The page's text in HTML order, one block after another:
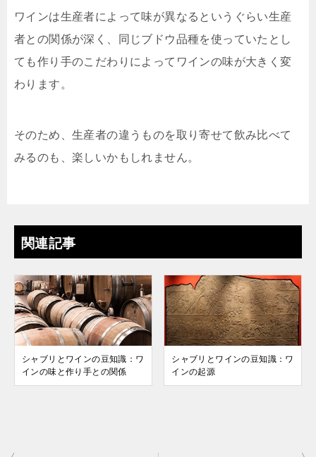
ワインは生産者によって味が異なるというぐらい生産
者との関係が深く、同じブドウ品種を使っていたとし
ても作り手のこだわりによってワインの味が大きく変
わります。
そのため、生産者の違うものを取り寄せて飲み比べて
みるのも、楽しいかもしれません。
関連記事
シャブリとワインの豆知識：ワ
インの味と作り手との関係
シャブリとワインの豆知識：ワ
インの起源